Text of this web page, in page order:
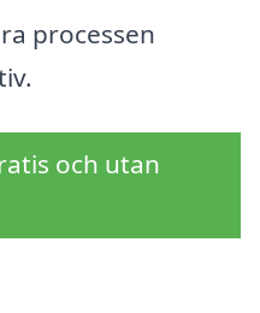
processen
och utan